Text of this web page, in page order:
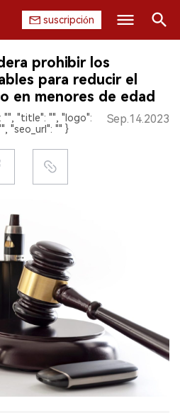
suscripción
prohibir los
para reducir el
en menores de edad
"", "title": "", "logo":
"seo_url": "" }
Sep.14.2023